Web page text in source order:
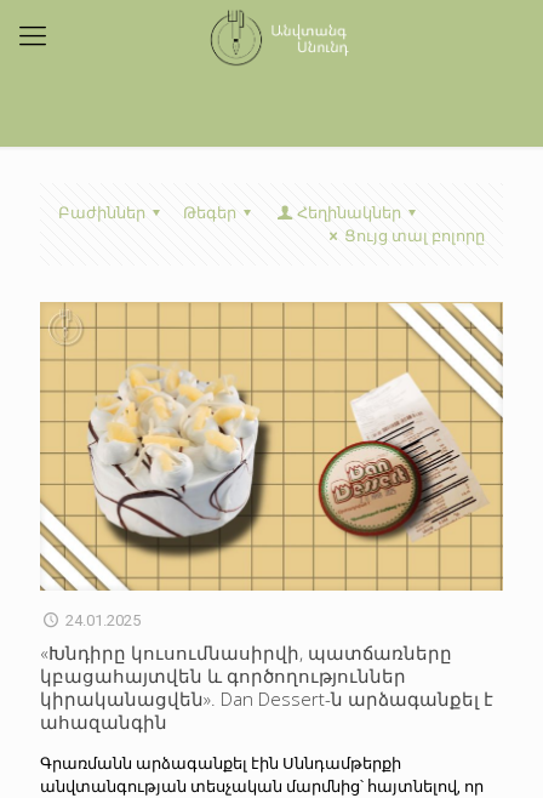
Բաժիններ Թեգեր
Հեղինակներ
Ցույց տալ բոլորը
24.01.2025
«Խնդիրը կուսումնասիրվի, պատճառները
կբացահայտվեն և գործողություններ
կիրականացվեն». Dan Dessert-ն արձագանքել է
ահազանգին
Գրառմանն արձագանքել էին Սննդամթերքի
անվտանգության տեսչական մարմնից՝ հայտնելով, որ